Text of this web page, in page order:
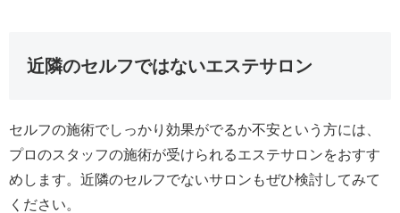
近隣のセルフではないエステサロン
セルフの施術でしっかり効果がでるか不安という方には、
プロのスタッフの施術が受けられるエステサロンをおすす
めします。近隣のセルフでないサロンもぜひ検討してみて
ください。